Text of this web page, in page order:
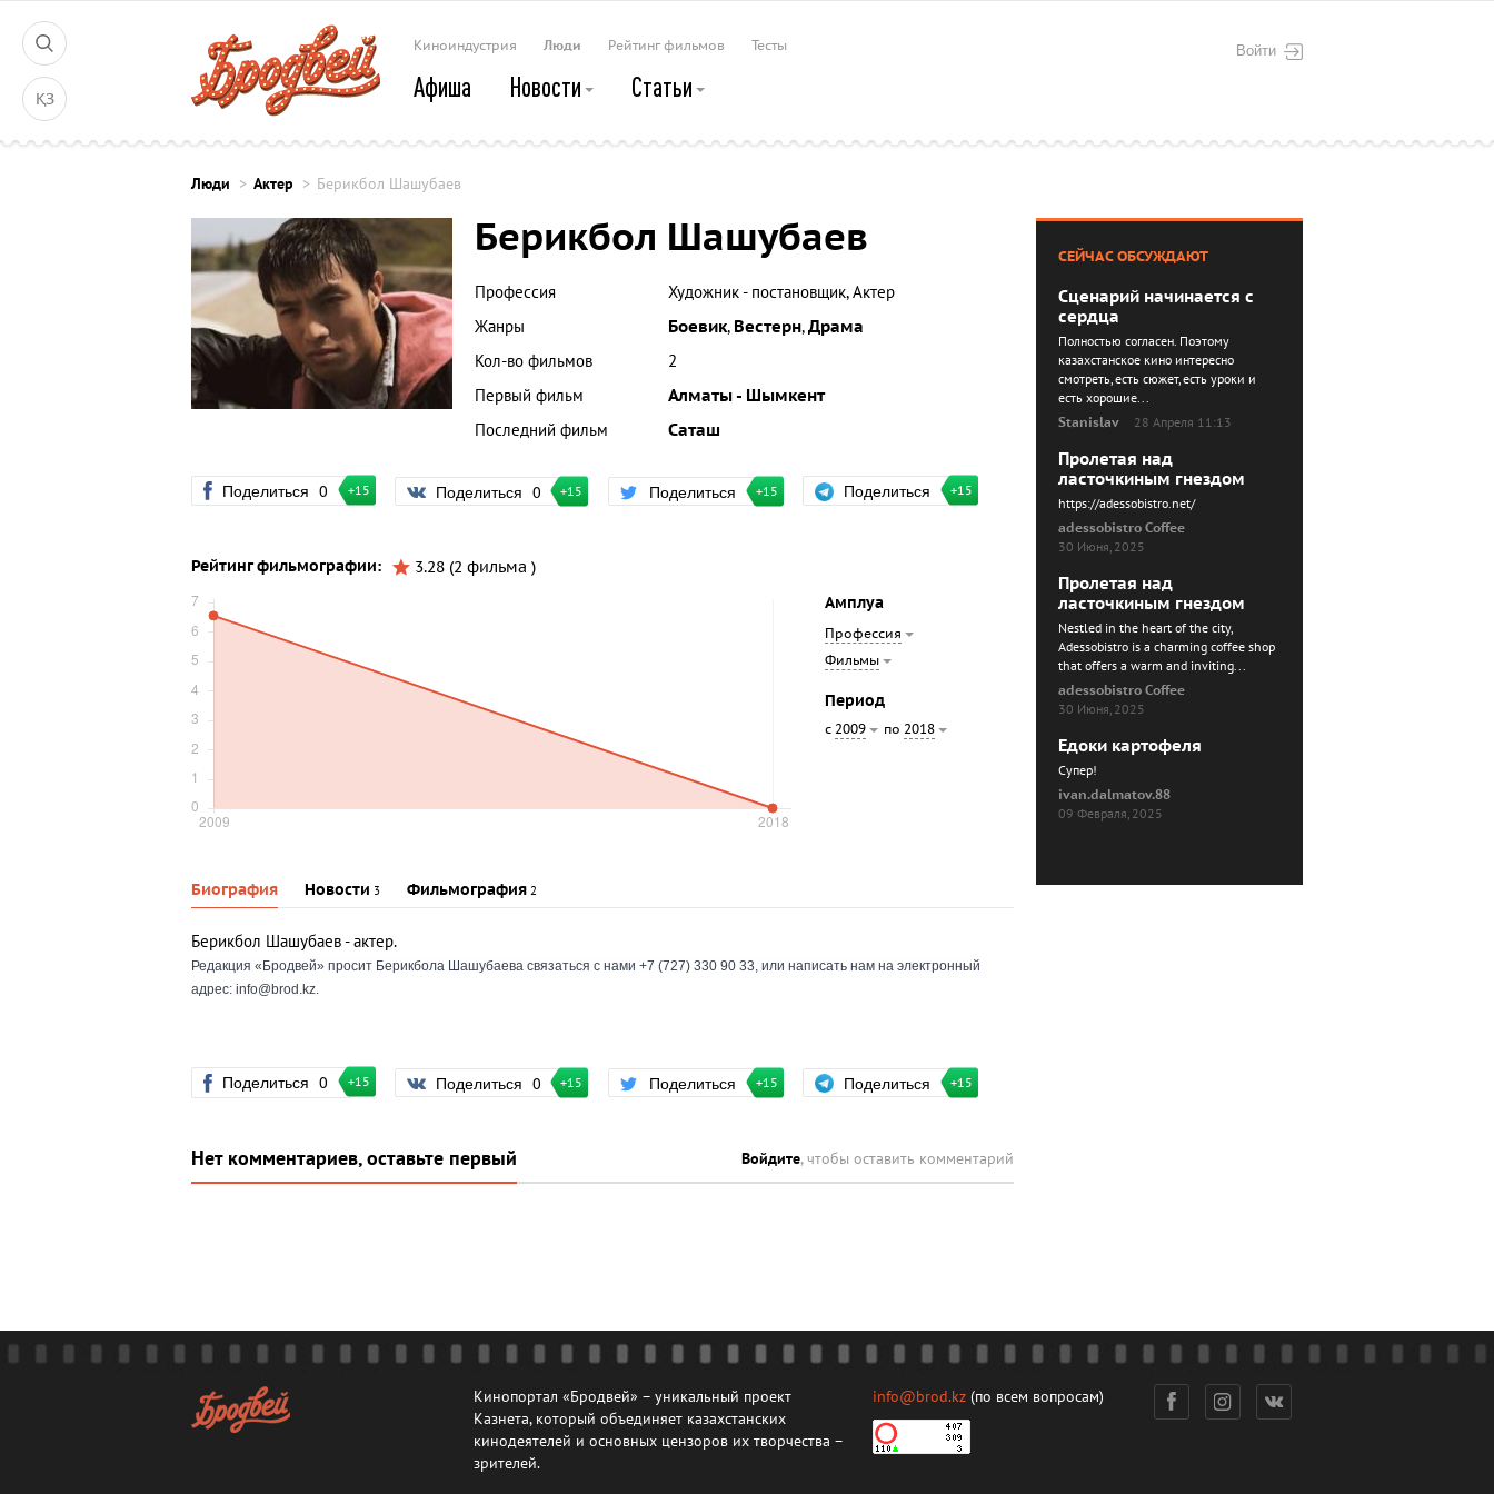
ҚЗ
Войти
Киноиндустрия Люди Рейтинг фильмов Тесты
Афиша Новости Статьи
Люди Актер Берикбол Шашубаев
Берикбол Шашубаев
Профессия
Художник - постановщик, Актер
Жанры
Боевик, Вестерн,Драма
Кол-во фильмов
2
Первый фильм
Алматы - Шымкент
Последний фильм
Саташ
Поделиться 0 +15 Поделиться 0 +15 Поделиться +15 Поделиться +15
Рейтинг фильмографии:
3.28 (2 фильма )
Амплуа
Профессия
Фильмы
Период
с 2009 по 2018
Биография Новости 3 Фильмография 2
Берикбол Шашубаев- актер.
Редакция «Бродвей» просит Берикбола Шашубаева связаться с нами +7 (727) 330 90 33, или написать нам на электронный
адрес: info@brod.kz.
Поделиться 0 +15 Поделиться 0 +15 Поделиться +15 Поделиться +15
Нет комментариев, оставьте первый Войдите, чтобы оставить комментарий
СЕЙЧАС ОБСУЖДАЮТ
Сценарий начинается с
сердца
Полностью согласен. Поэтому
казахстанское кино интересно
смотреть, есть сюжет, есть уроки и
есть хорошие...
Stanislav
28 Апреля 11:13
Пролетая над
ласточкиным гнездом
https://adessobistro.net/
adessobistro Coffee
30 Июня, 2025
Пролетая над
ласточкиным гнездом
Nestled in the heart of the city,
Adessobistro is a charming coffee shop
that offers a warm and inviting...
adessobistro Coffee
30 Июня, 2025
Едоки картофеля
Cупер!
ivan.dalmatov.88
09 Февраля, 2025
Кинопортал «Бродвей» – уникальный проект
Казнета, который объединяет казахстанских
кинодеятелей и основных цензоров их творчества –
зрителей.
info@brod.kz (по всем вопросам)